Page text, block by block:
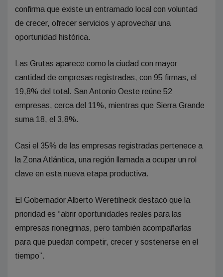
confirma que existe un entramado local con voluntad
de crecer, ofrecer servicios y aprovechar una
oportunidad histórica.
Las Grutas aparece como la ciudad con mayor
cantidad de empresas registradas, con 95 firmas, el
19,8% del total. San Antonio Oeste reúne 52
empresas, cerca del 11%, mientras que Sierra Grande
suma 18, el 3,8%.
Casi el 35% de las empresas registradas pertenece a
la Zona Atlántica, una región llamada a ocupar un rol
clave en esta nueva etapa productiva.
El Gobernador Alberto Weretilneck destacó que la
prioridad es “abrir oportunidades reales para las
empresas rionegrinas, pero también acompañarlas
para que puedan competir, crecer y sostenerse en el
tiempo”.